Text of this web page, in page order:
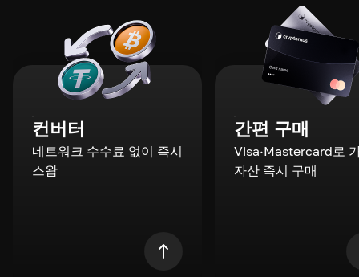
컨버터
네트워크 수수료 없이 즉시
스왑
간편 구매
Visa·Mastercard로
자산 즉시 구매